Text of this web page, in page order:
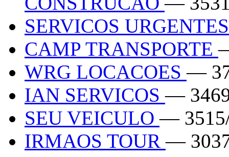
SERVICOS
CAMP TRANSPORTE
WRG LOCACOES—
IAN SERVICOS—
SEU VEICULO—
IRMAOS TOUR—